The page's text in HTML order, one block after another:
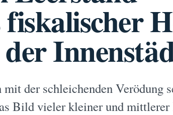
der schleichenden Verödung
Bild vieler kleiner und